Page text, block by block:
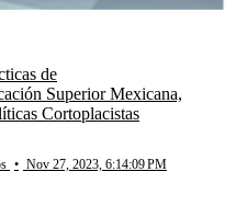
de
Superior Mexicana,
Cortoplacistas
• Nov 27, 2023, 6:14:09 PM